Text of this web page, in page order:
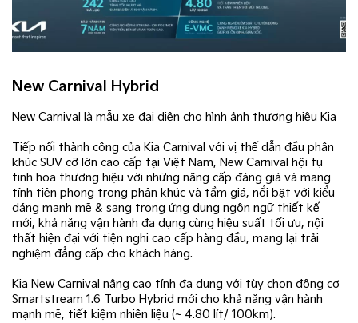
New Carnival Hybrid
New Carnival là mẫu xe đại diện cho hình ảnh thương hiệu Kia​
Tiếp nối thành công của Kia Carnival với vị thế dẫn đầu phân
khúc SUV cỡ lớn cao cấp tại Việt Nam, New Carnival hội tụ
tinh hoa thương hiệu với những nâng cấp đáng giá và mang
tính tiên phong trong phân khúc và tầm giá, nổi bật với kiểu
dáng mạnh mẽ & sang trọng ứng dụng ngôn ngữ thiết kế
mới, khả năng vận hành đa dụng cùng hiệu suất tối ưu, nội
thất hiện đại với tiện nghi cao cấp hàng đầu, mang lại trải
nghiệm đẳng cấp cho khách hàng.
Kia New Carnival nâng cao tính đa dụng với tùy chọn động cơ
Smartstream 1.6 Turbo Hybrid mới cho ​khả năng vận hành
mạnh mẽ, tiết kiệm nhiên liệu (~ 4.80 lít/ 100km).